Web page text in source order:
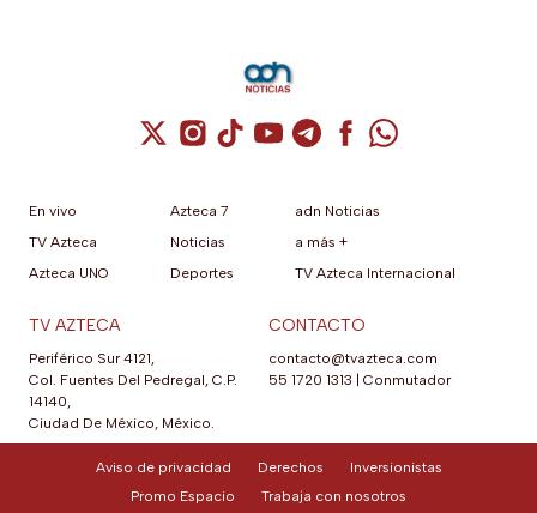
Cuenta de X / Twitter (se abre en una
Cuenta de Instagram (se abre en una
Cuenta de TikTok (se abre en
Cuenta de YouTube (se abre
Cuenta de Telegram (se
Cuenta de
Cuenta de
En vivo
TV Azteca
Azteca UNO
Azteca 7
Noticias
Deportes
adn Noticias
a más +
TV Azteca Internacional
TV AZTECA
Periférico Sur 4121,
Col. Fuentes Del Pedregal, C.P.
14140,
Ciudad De México, México.
CONTACTO
contacto@tvazteca.com
55 1720 1313 | Conmutador
Aviso de privacidad Derechos
Inversionistas
Promo Espacio
Trabaja con nosotros